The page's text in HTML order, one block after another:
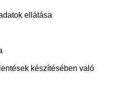
ellátása
készítésében való